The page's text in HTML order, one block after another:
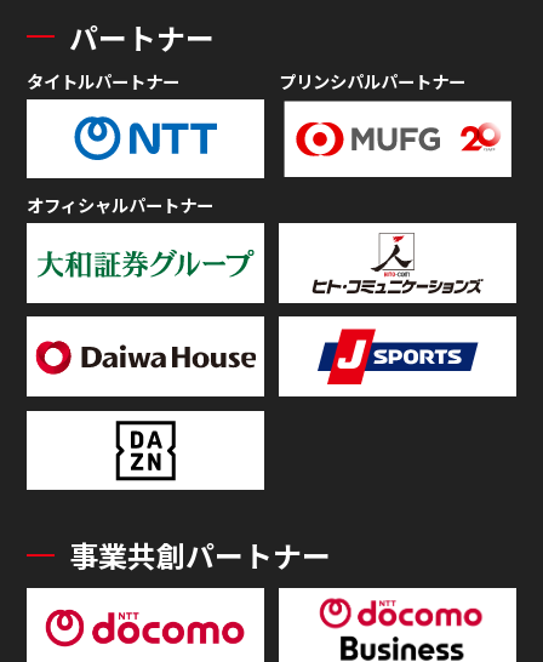
パートナー
タイトルパートナー プリンシパルパートナー
オフィシャルパートナー
事業共創パートナー